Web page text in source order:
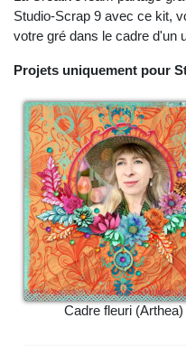
Studio-Scrap 9 avec ce kit,
votre gré dans le cadre d'un
Projets uniquement pour
Cadre fleuri (Arthea)